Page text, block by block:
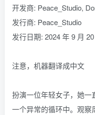
开发商: Peace_Studio,
发行商: Peace_Studio
发行日期: 2024 年 9 月
注意，机器翻译成中文
扮演一位年轻女子，她一
一个异常的循环中。观察